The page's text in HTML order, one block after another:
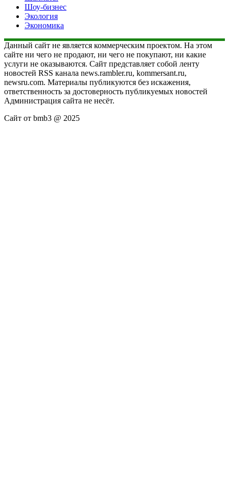
Шоу-бизнес
Экология
Экономика
Данный сайт не является коммерческим проектом. На этом
сайте ни чего не продают, ни чего не покупают, ни какие
услуги не оказываются. Сайт представляет собой ленту
новостей RSS канала news.rambler.ru, kommersant.ru,
newsru.com. Материалы публикуются без искажения,
ответственность за достоверность публикуемых новостей
Администрация сайта не несёт.
Сайт от bmb3 @ 2025